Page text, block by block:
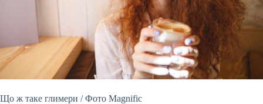
Що ж таке глимери / Фото Magnific